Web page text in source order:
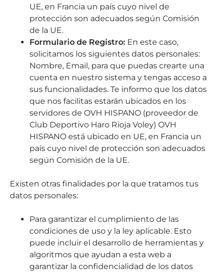
UE, en Francia un país cuyo nivel de
protección son adecuados según Comisión
de la UE.
Formulario de Registro: En este caso,
solicitamos los siguientes datos personales:
Nombre, Email, para que puedas crearte una
cuenta en nuestro sistema y tengas acceso a
sus funcionalidades. Te informo que los datos
que nos facilitas estarán ubicados en los
servidores de OVH HISPANO (proveedor de
Club Deportivo Haro Rioja Voley) OVH
HISPANO está ubicado en UE, en Francia un
país cuyo nivel de protección son adecuados
según Comisión de la UE.
Existen otras finalidades por la que tratamos tus
datos personales:
Para garantizar el cumplimiento de las
condiciones de uso y la ley aplicable. Esto
puede incluir el desarrollo de herramientas y
algoritmos que ayudan a esta web a
garantizar la confidencialidad de los datos